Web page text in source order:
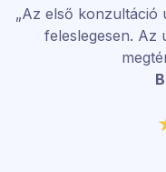
„Az első konzultáció
feleslegesen. Az